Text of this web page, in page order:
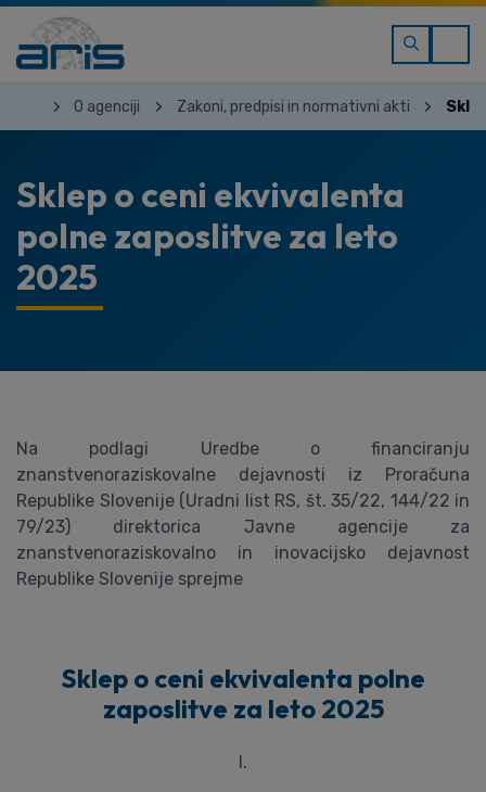
O agenciji Zakoni, predpisi in normativni akti
Sklep o ceni ekvivalenta
polne zaposlitve za leto
2025
Na podlagi Uredbe o financiranju
znanstvenoraziskovalne dejavnosti iz Proračuna
Republike Slovenije (Uradni list RS, št. 35/22, 144/22 in
79/23) direktorica Javne agencije za
znanstvenoraziskovalno in inovacijsko dejavnost
Republike Slovenije sprejme
Sklep o ceni ekvivalenta polne
zaposlitve za leto 2025
I.